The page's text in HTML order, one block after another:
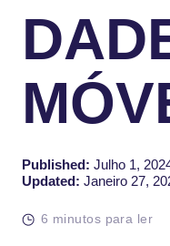
Published: Julho 1,
Updated: Janeiro 27,
6 minutos para ler